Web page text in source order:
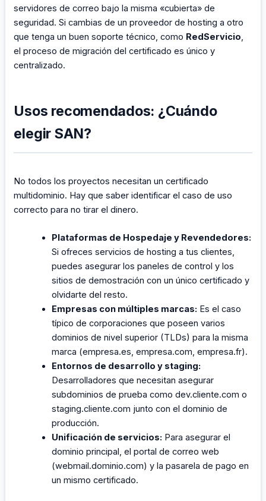
servidores de correo bajo la misma «cubierta» de
seguridad. Si cambias de un proveedor de hosting a otro
que tenga un buen soporte técnico, como RedServicio,
el proceso de migración del certificado es único y
centralizado.
Usos recomendados: ¿Cuándo
elegir SAN?
No todos los proyectos necesitan un certificado
multidominio. Hay que saber identificar el caso de uso
correcto para no tirar el dinero.
Plataformas de Hospedaje y Revendedores:
Si ofreces servicios de hosting a tus clientes,
puedes asegurar los paneles de control y los
sitios de demostración con un único certificado y
olvidarte del resto.
Empresas con múltiples marcas: Es el caso
típico de corporaciones que poseen varios
dominios de nivel superior (TLDs) para la misma
marca (empresa.es, empresa.com, empresa.fr).
Entornos de desarrollo y staging:
Desarrolladores que necesitan asegurar
subdominios de prueba como dev.cliente.com o
staging.cliente.com junto con el dominio de
producción.
Unificación de servicios: Para asegurar el
dominio principal, el portal de correo web
(webmail.dominio.com) y la pasarela de pago en
un mismo certificado.